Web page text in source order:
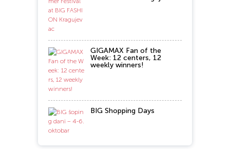
GIGAMAX Fan of the
Week: 12 centers, 12
weekly winners!
BIG Shopping Days